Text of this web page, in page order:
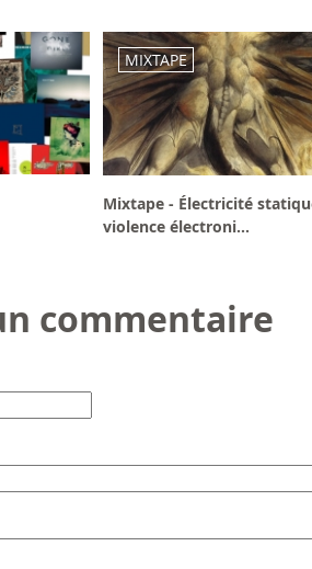
MIXTAPE
Mixtape - Électricité
violence électroni...
commentaire